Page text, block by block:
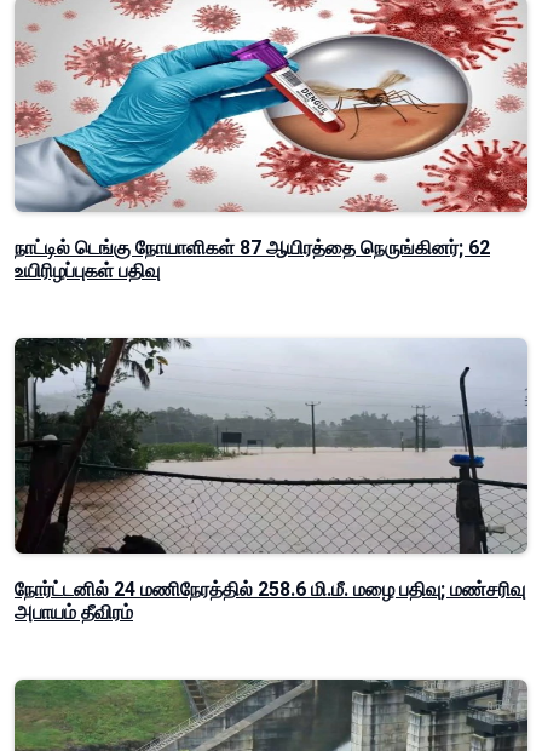
நாட்டில் டெங்கு நோயாளிகள் 87 ஆயிரத்தை நெருங்கினர்; 62
உயிரிழப்புகள் பதிவு
நோர்ட்டனில் 24 மணிநேரத்தில் 258.6 மி.மீ. மழை பதிவு; மண்சரிவு
அபாயம் தீவிரம்